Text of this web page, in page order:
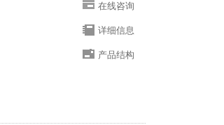
在线咨询
详细信息
产品结构